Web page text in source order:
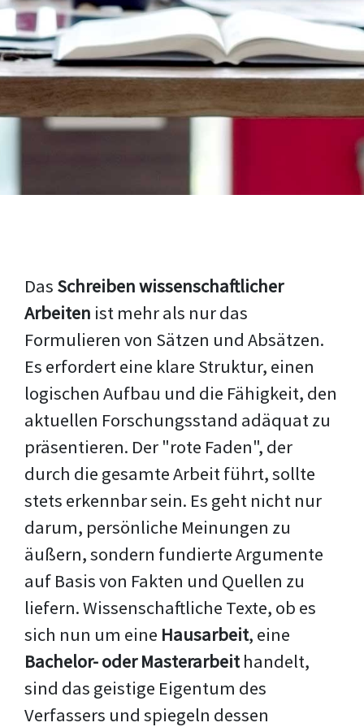
Das Schreiben wissenschaftlicher
Arbeiten ist mehr als nur das
Formulieren von Sätzen und Absätzen.
Es erfordert eine klare Struktur, einen
logischen Aufbau und die Fähigkeit, den
aktuellen Forschungsstand adäquat zu
präsentieren. Der "rote Faden", der
durch die gesamte Arbeit führt, sollte
stets erkennbar sein. Es geht nicht nur
darum, persönliche Meinungen zu
äußern, sondern fundierte Argumente
auf Basis von Fakten und Quellen zu
liefern. Wissenschaftliche Texte, ob es
sich nun um eine Hausarbeit, eine
Bachelor- oder Masterarbeithandelt,
sind das geistige Eigentum des
Verfassers und spiegeln dessen